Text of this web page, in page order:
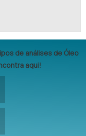
de análises de Óleo
aqui!